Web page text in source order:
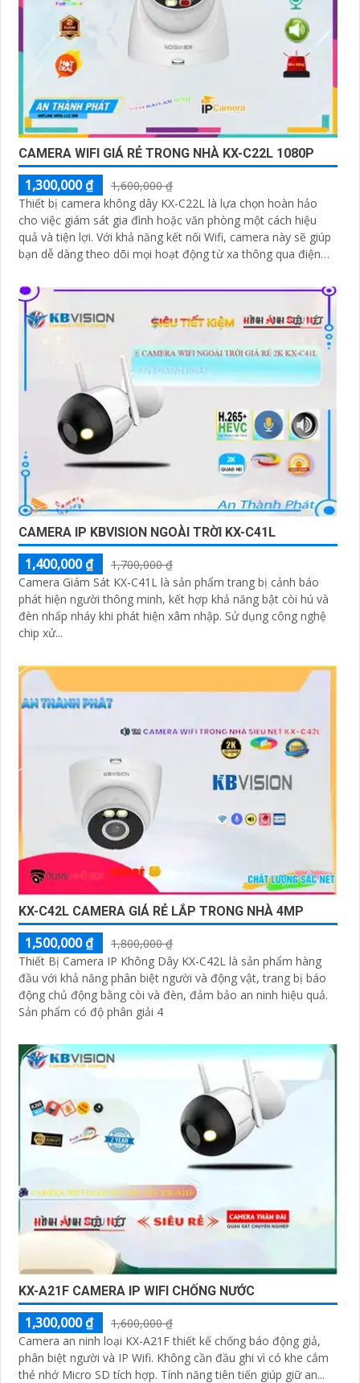
CAMERA WIFI GIÁ RẺ TRONG NHÀ KX-C22L 1080P
1,300,000 ₫
1,600,000 ₫
Thiết bị camera không dây KX-C22L là lựa chọn hoàn hảo
cho việc giám sát gia đình hoặc văn phòng một cách hiệu
quả và tiện lợi. Với khả năng kết nối Wifi, camera này sẽ giúp
bạn dễ dàng theo dõi mọi hoạt động từ xa thông qua điện
CAMERA IP KBVISION NGOÀI TRỜI KX-C41L
1,400,000 ₫
1,700,000 ₫
Camera Giám Sát KX-C41L là sản phẩm trang bị cảnh báo
phát hiện người thông minh, kết hợp khả năng bật còi hú và
đèn nhấp nháy khi phát hiện xâm nhập. Sử dụng công nghệ
chip xử...
KX-C42L CAMERA GIÁ RẺ LẮP TRONG NHÀ 4MP
1,500,000 ₫
1,800,000 ₫
Thiết Bị Camera IP Không Dây KX-C42L là sản phẩm hàng
đầu với khả năng phân biệt người và động vật, trang bị báo
động chủ động bằng còi và đèn, đảm bảo an ninh hiệu quả.
Sản phẩm có độ phân giải 4
KX-A21F CAMERA IP WIFI CHỐNG NƯỚC
1,300,000 ₫
1,600,000 ₫
Camera an ninh loại KX-A21F thiết kế chống báo động giả,
phân biệt người và IP Wifi. Không cần đầu ghi vì có khe cắm
thẻ nhớ Micro SD tích hợp. Tính năng tiên tiến giúp giữ an...